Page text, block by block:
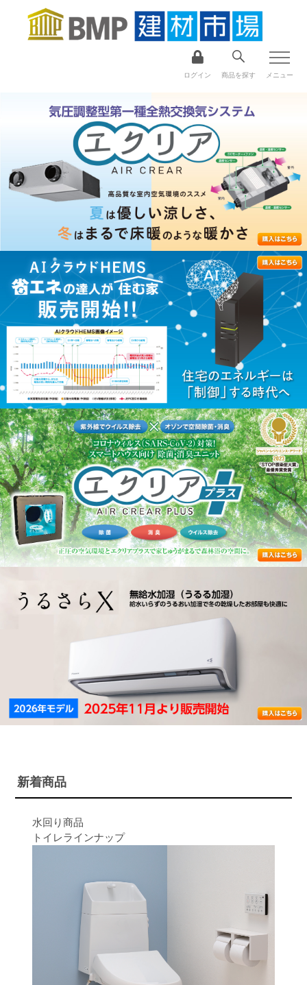
ログイン 商品を探す メニュー
新着商品
水回り商品
トイレラインナップ